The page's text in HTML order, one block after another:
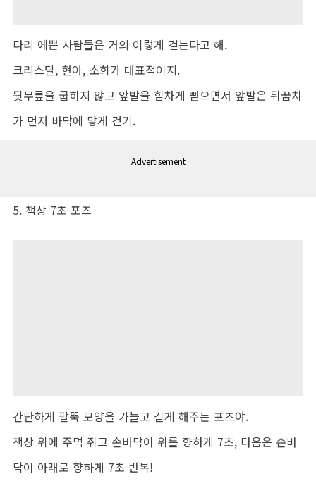
다리 에쁜 사람들은 거의 이렇게 걷는다고 해.
크리스탈, 현아, 소희가 대표적이지.
뒷무릎을 굽히지 않고 앞발을 힘차게 뻗으면서 앞발은 뒤꿈치
가 먼저 바닥에 닿게 걷기.
Advertisement
5. 책상 7초 포즈
간단하게 팔뚝 모양을 가늘고 길게 해주는 포즈야.
책상 위에 주먹 쥐고 손바닥이 위를 향하게 7초, 다음은 손바
닥이 아래로 향하게 7초 반복!